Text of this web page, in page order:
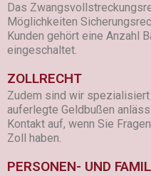
Das
Möglichkeiten
Kunden gehört eine Anzahl
eingeschaltet.
ZOLLRECHT
Zudem sind wir
auferlegte Geldbußen
Kontakt auf, wenn Sie
Zoll haben.
PERSONEN- UND